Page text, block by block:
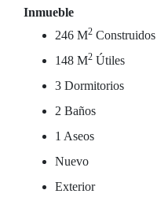
Inmueble
246 M2 Construidos
148 M2 Útiles
3 Dormitorios
2 Baños
1 Aseos
Nuevo
Exterior